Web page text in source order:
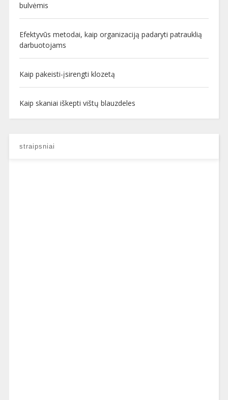
bulvėmis
Efektyvūs metodai, kaip organizaciją padaryti patrauklią
darbuotojams
Kaip pakeisti-įsirengti klozetą
Kaip skaniai iškepti vištų blauzdeles
straipsniai